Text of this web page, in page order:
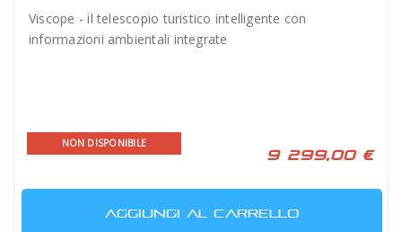
Viscope - il telescopio turistico intelligente con
informazioni ambientali integrate
NON DISPONIBILE
9 299,00 €
AGGIUNGI AL CARRELLO